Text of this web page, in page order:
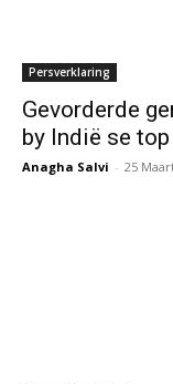
Persverklaring
Gevorderde
by Indië se
Anagha Salvi - 25